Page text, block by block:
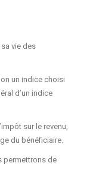
vie des
un indice choisi
d’un indice
sur le revenu,
du bénéficiaire.
permettrons de